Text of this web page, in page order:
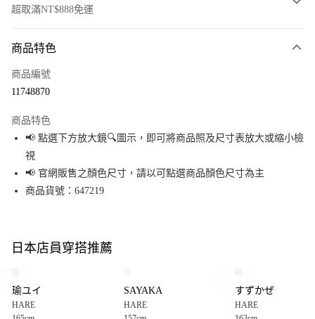
超取滿NT$888免運
信用卡一次付款
Apple Pay
街口支付
悠遊付
全盈+PAY
【大哥付你分期使用說明】
1.本服務由台灣大哥大提供，台灣大哥大用戶可立即使用無須另外申請。
AFTEE先享後付
商品特色
商品編號
11748870
商品特色
📢 點選下方放大鏡🔍圖示，即可將商品照及尺寸表放大或縮小檢
視
📢 官網販售之顏色尺寸，請以可點選商品顏色尺寸為主
商品貨號：647219
日本店員穿搭推薦
瑜ユイ
HARE
SAYAKA
HARE
すずかぜ
HARE